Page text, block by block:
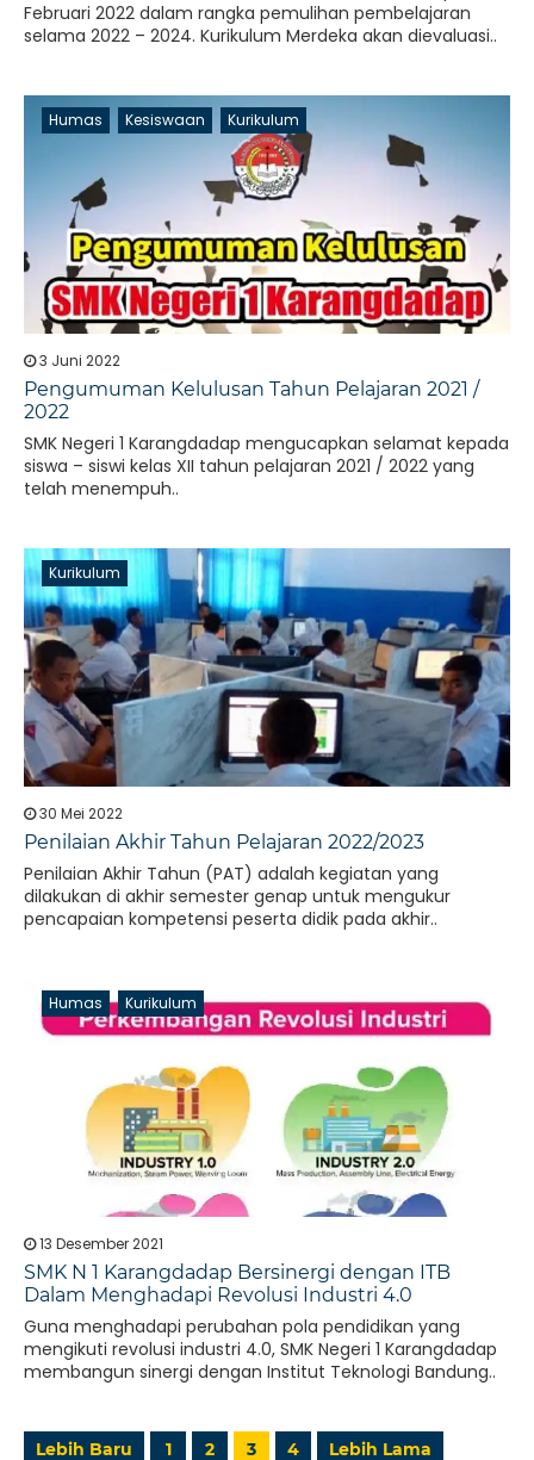
Februari 2022 dalam rangka pemulihan pembelajaran
selama 2022 – 2024. Kurikulum Merdeka akan dievaluasi..
Humas Kesiswaan Kurikulum
3 Juni 2022
Pengumuman Kelulusan Tahun Pelajaran 2021 /
2022
SMK Negeri 1 Karangdadap mengucapkan selamat kepada
siswa – siswi kelas XII tahun pelajaran 2021 / 2022 yang
telah menempuh..
Kurikulum
30 Mei 2022
Penilaian Akhir Tahun Pelajaran 2022/2023
Penilaian Akhir Tahun (PAT) adalah kegiatan yang
dilakukan di akhir semester genap untuk mengukur
pencapaian kompetensi peserta didik pada akhir..
Humas Kurikulum
13 Desember 2021
SMK N 1 Karangdadap Bersinergi dengan ITB
Dalam Menghadapi Revolusi Industri 4.0
Guna menghadapi perubahan pola pendidikan yang
mengikuti revolusi industri 4.0, SMK Negeri 1 Karangdadap
membangun sinergi dengan Institut Teknologi Bandung..
Lebih Baru 1 2 3 4 Lebih Lama